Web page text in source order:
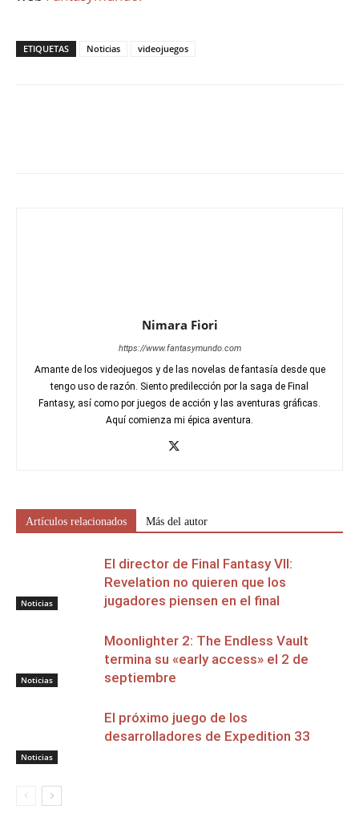
ETIQUETAS Noticias videojuegos
Nimara Fiori
https://www.fantasymundo.com
Amante de los videojuegos y de las novelas de fantasía desde que
tengo uso de razón. Siento predilección por la saga de Final
Fantasy, así como por juegos de acción y las aventuras gráficas.
Aquí comienza mi épica aventura.
Artículos relacionados Más del autor
Noticias
El director de Final Fantasy VII:
Revelation no quieren que los
jugadores piensen en el final
Noticias
Moonlighter 2: The Endless Vault
termina su «early access» el 2 de
septiembre
Noticias
El próximo juego de los
desarrolladores de Expedition 33